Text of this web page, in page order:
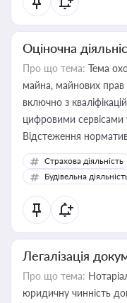
Оціночна
Про що тема: Тема
майна, майнових прав
включно з
цифровими сервісами
Відстеження
корисне для власника
бухгалтера під час
державного майна,
статусу суб'єктів
Страхова діяльність
Будівельна
Легалізація
Про що тема:
юридичну чинність